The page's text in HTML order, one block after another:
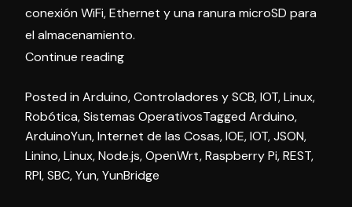
conexión WiFi, Ethernet y una ranura microSD para
el almacenamiento.
Continue reading«Arduino
Posted in Arduino,Controladores y SCB,IOT,Linux,
Robótica,Sistemas OperativosTagged Arduino,
ArduinoYun,Internet de las Cosas,IOE,IOT,JSON,
Linino,Linux,Node.js,OpenWrt,Raspberry Pi,REST,
RPI,SBC,Yun,YunBridge